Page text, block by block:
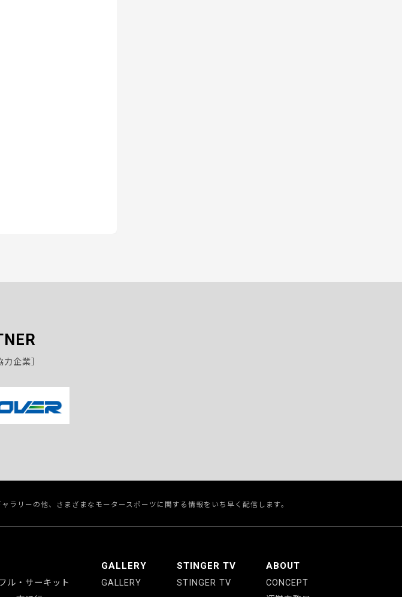
力企業］
ラリーの他、さまざまなモータースポーツに関する情報をいち早く配信します。
ル・サーキット
GALLERY
GALLERY
STINGER TV
STINGER TV
ABOUT
CONCEPT